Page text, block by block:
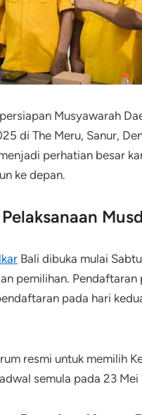
Musyawarah
di The Meru, Sanur,
perhatian besar
ke depan.
Bali dibuka mulai
pemilihan.
pada hari
resmi untuk memilih
semula pada 23